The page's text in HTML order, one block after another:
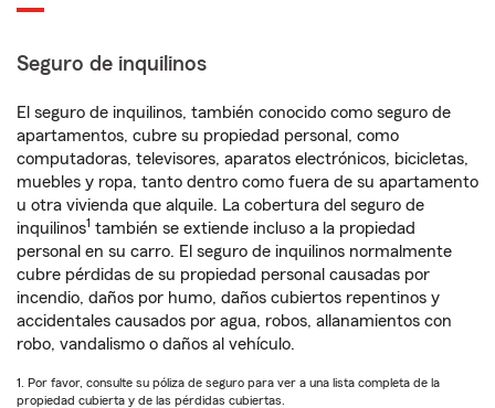
Seguro de inquilinos
El seguro de inquilinos, también conocido como seguro de
apartamentos, cubre su propiedad personal, como
computadoras, televisores, aparatos electrónicos, bicicletas,
muebles y ropa, tanto dentro como fuera de su apartamento
u otra vivienda que alquile. La cobertura del seguro de
inquilinos1 también se extiende incluso a la propiedad
personal en su carro. El seguro de inquilinos normalmente
cubre pérdidas de su propiedad personal causadas por
incendio, daños por humo, daños cubiertos repentinos y
accidentales causados por agua, robos, allanamientos con
robo, vandalismo o daños al vehículo.
1. Por favor, consulte su póliza de seguro para ver a una lista completa de la
propiedad cubierta y de las pérdidas cubiertas.